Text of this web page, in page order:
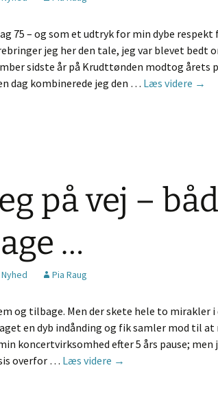
75 – og som et udtryk for min dybe
jeg her den tale, jeg var blevet bedt
sidste år på Krudttønden modtog årets
dag kombinerede jeg den … Læs videre →
på vej –
…
Nyhed Pia Raug
og tilbage. Men der skete hele to mirakler i
en dyb indånding og fik samler mod til at
koncertvirksomhed efter 5 års pause; men
overfor … Læs videre Så er jeg på vej –
→